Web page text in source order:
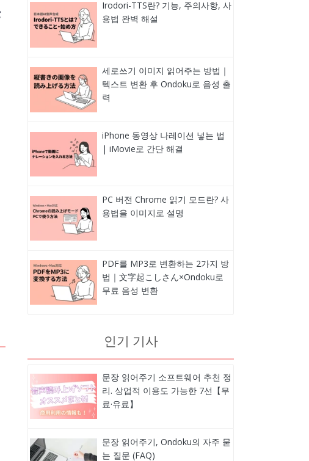
Irodori-TTS란? 기능, 주의사항, 사
용법 완벽 해설
세로쓰기 이미지 읽어주는 방법｜
텍스트 변환 후 Ondoku로 음성 출
력
iPhone 동영상 나레이션 넣는 법
| iMovie로 간단 해결
PC 버전 Chrome 읽기 모드란? 사
용법을 이미지로 설명
PDF를 MP3로 변환하는 2가지 방
법｜文字起こしさん×Ondoku로
무료 음성 변환
인기 기사
문장 읽어주기 소프트웨어 추천 정
리. 상업적 이용도 가능한 7선【무
료·유료】
문장 읽어주기, Ondoku의 자주 묻
는 질문 (FAQ)